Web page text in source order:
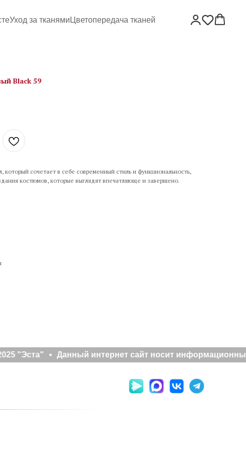
Уход за тканями Цветопередача тканей
Black 59
сочетает в себе современный стиль и функциональность,
костюмов, которые выглядят впечатляюще и завершено.
"Эста" Данный интернет сайт носит